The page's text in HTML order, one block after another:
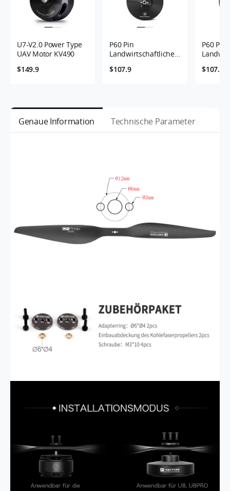
U7-V2.0 Power Type
UAV Motor KV490
$149.9
P60 Pin
Landwirtschaftlicher
$107.9
P60 Pin
$107.9
Genaue Information Technische Parameter